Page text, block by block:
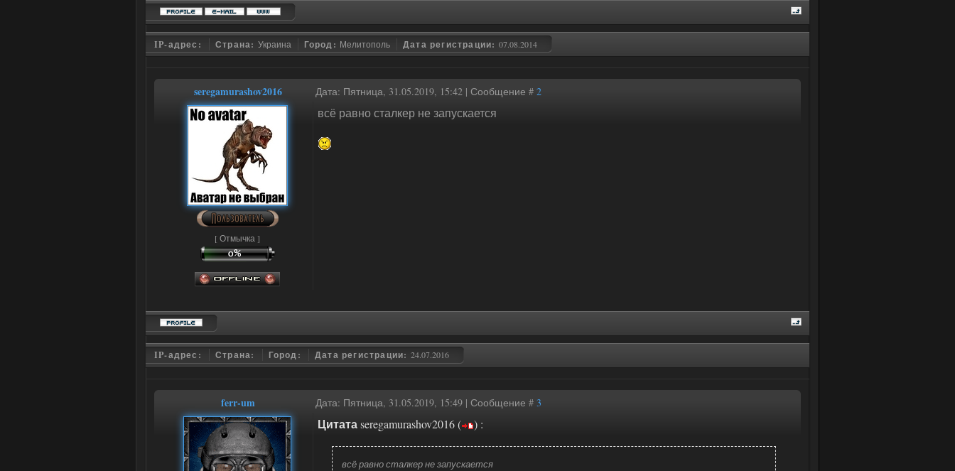
IP-адрес: Страна: Украина Город: Мелитополь Дата регистрации: 07.08.2014
seregamurashov2016 Дата: Пятница, 31.05.2019, 15:42 | Сообщение # 2
[ Отмычка ]
всё равно сталкер не запускается
IP-адрес: Страна: Город: Дата регистрации: 24.07.2016
ferr-um Дата: Пятница, 31.05.2019, 15:49 | Сообщение # 3
Цитатаseregamurashov2016( ) :
всё равно сталкер не запускается